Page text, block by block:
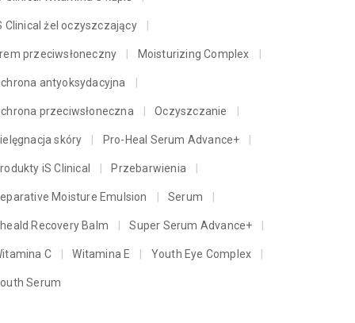
Clinical żel oczyszczający
przeciwsłoneczny Moisturizing Complex
antyoksydacyjna
przeciwsłoneczna Oczyszczanie
skóry Pro-Heal Serum Advance+
iS Clinical Przebarwienia
Moisture Emulsion Serum
Recovery Balm Super Serum Advance+
C Witamina E Youth Eye Complex
Serum